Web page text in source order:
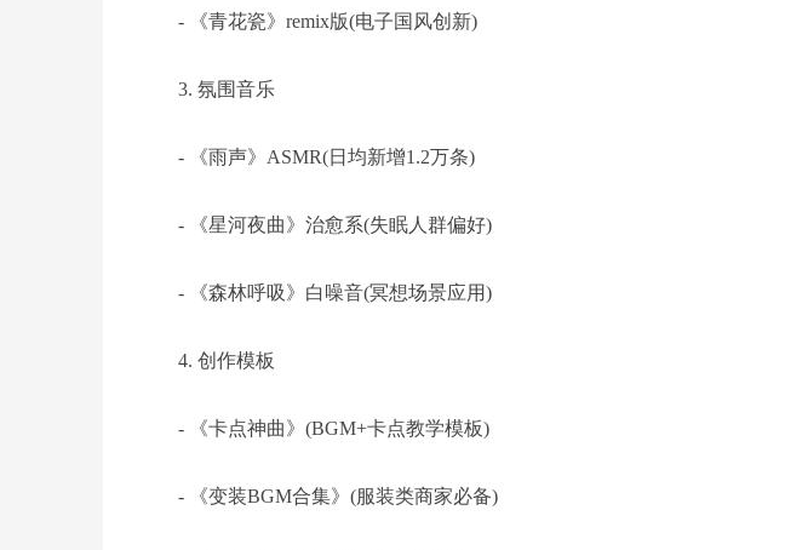
- 《青花瓷》remix版(电子国风创新)
3. 氛围音乐
- 《雨声》ASMR(日均新增1.2万条)
- 《星河夜曲》治愈系(失眠人群偏好)
- 《森林呼吸》白噪音(冥想场景应用)
4. 创作模板
- 《卡点神曲》(BGM+卡点教学模板)
- 《变装BGM合集》(服装类商家必备)